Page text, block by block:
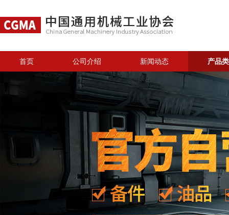
首页 公司介绍 新闻动态 产品